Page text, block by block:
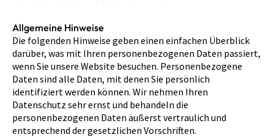
Allgemeine Hinweise
Die folgenden Hinweise geben einen einfachen Überblick
darüber, was mit Ihren personenbezogenen Daten passiert,
wenn Sie unsere Website besuchen. Personenbezogene
Daten sind alle Daten, mit denen Sie persönlich
identifiziert werden können. Wir nehmen Ihren
Datenschutz sehr ernst und behandeln die
personenbezogenen Daten äußerst vertraulich und
entsprechend der gesetzlichen Vorschriften.